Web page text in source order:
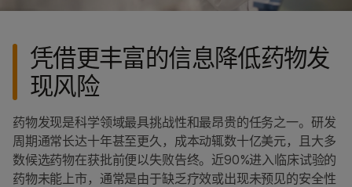
药物基因组学
药物开发基因组学
免疫基因组学
Precision Health
生物制药与制药应用
凭借更丰富的信息降低药物发
现风险
药物发现是科学领域最具挑战性和最昂贵的任务之一。研发
周期通常长达十年甚至更久，成本动辄数十亿美元，且大多
数候选药物在获批前便以失败告终。近90%进入临床试验的
药物未能上市，通常是由于缺乏疗效或出现未预见的安全性